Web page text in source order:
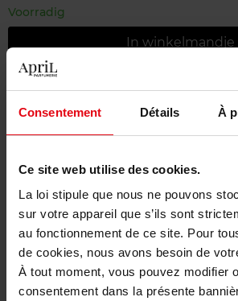
Consentement Détails À
Ce site web utilise des cookies.
La loi stipule que nous ne pouvons
sur votre appareil que s’ils sont
au fonctionnement de ce site. Pour
de cookies, nous avons besoin de
À tout moment, vous pouvez modifier
consentement dans la présente
Voorradig
In winkelmandje
Gratis levering bij aankoop van
Gratis retour in je winkelpunt
Beschrijving
Karakteristieken